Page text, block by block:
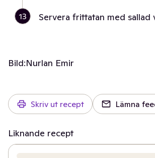
13 Servera frittatan med sallad
Bild:Nurlan Emir
Skriv ut recept Lämna
Liknande recept